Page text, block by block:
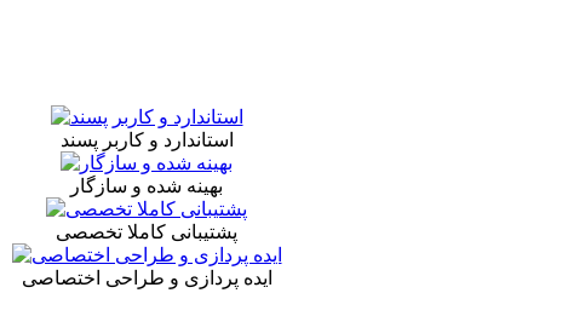
استاندارد و کاربر پسند
بهینه شده و سازگار
پشتیبانی کاملا تخصصی
ایده پردازی و طراحی اختصاصی